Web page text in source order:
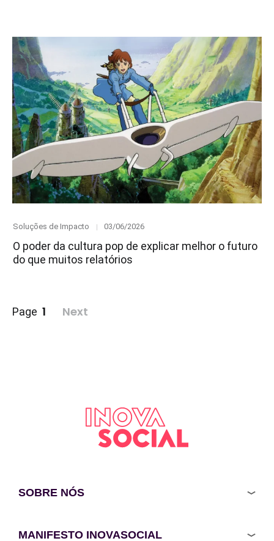
Category
Soluções de Impacto
Posted
03/06/2026
O poder da cultura pop de explicar melhor o futuro
do que muitos relatórios
Paginação
Page 1 Next
SOBRE NÓS
MANIFESTO INOVASOCIAL